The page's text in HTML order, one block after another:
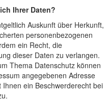
Ihrer Daten?
Auskunft über Herkunft,
personenbezogenen
ein Recht, die
dieser Daten zu verlangen.
Thema Datenschutz können
angegebenen Adresse
ein Beschwerderecht bei